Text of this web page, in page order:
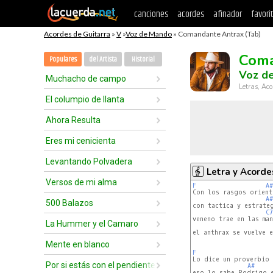
canciones acordes afinador
Acordes de Guitarra » V »Voz de Mando » Comandante Antrax (Tab)
Populares del Artista Historial
Muchacho de campo
El columpio de llanta
Ahora Resulta
Eres mi cenicienta
Levantando Polvadera
Versos de mi alma
500 Balazos
La Hummer y el Camaro
Mente en blanco
Por si estás con el pendiente
Voz
Letras,
Letra y
F A#
Con los rasgos
A#
con tactica y
C7
veneno trae en las
el anthrax se vuelve
F
Lo dice un proverbio
A#